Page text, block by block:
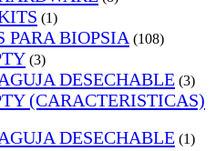
(1)
PARA BIOPSIA (108)
(3)
AGUJA DESECHABLE (3)
(CARACTERISTICAS)
AGUJA DESECHABLE (1)